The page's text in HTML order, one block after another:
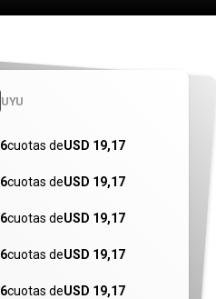
UYU
6cuotas deUSD 19,17
6cuotas deUSD 19,17
6cuotas deUSD 19,17
6cuotas deUSD 19,17
6cuotas deUSD 19,17